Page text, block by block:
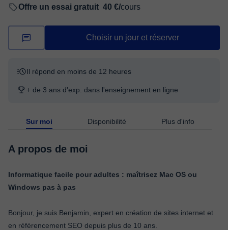
Offre un essai gratuit 40 €/cours
Choisir un jour et réserver
Il répond en moins de 12 heures
+ de 3 ans d'exp. dans l'enseignement en ligne
Sur moi Disponibilité Plus d'info
A propos de moi
Informatique facile pour adultes : maîtrisez Mac OS ou
Windows pas à pas
Bonjour, je suis Benjamin, expert en création de sites internet et
en référencement SEO depuis plus de 10 ans.